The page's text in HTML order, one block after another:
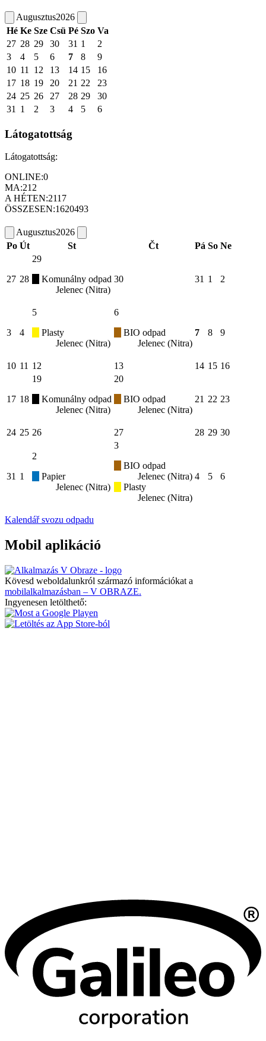
Augusztus2026
Hé Ke Sze Csü Pé Szo Va
27 28 29 30 31 1
2
3
4 5 6 7 8
9
10 11 12 13 14 15
16
17 18 19 20 21 22
23
24 25 26 27 28 29
30
31
1 2 3 4 5 6
Látogatottság
Látogatottság:
ONLINE:0
MA:212
A HÉTEN:2117
ÖSSZESEN:1620493
Augusztus2026
Po Út St Čt Pá So Ne
27 28
29
Komunálny odpad
Jelenec (Nitra)
30 31 1 2
3 4
5
Plasty
Jelenec (Nitra)
6
BIO odpad
Jelenec (Nitra)
7 8 9
10 11 12 13 14 15 16
17 18
19
Komunálny odpad
Jelenec (Nitra)
20
BIO odpad
Jelenec (Nitra)
21 22 23
24 25 26 27 28 29 30
31 1
2
Papier
Jelenec (Nitra)
3
BIO odpad
Jelenec (Nitra)
Plasty
Jelenec (Nitra)
4 5 6
Kalendář svozu odpadu
Mobil aplikáció
Kövesd weboldalunkról származó információkat a
mobilalkalmazásban – V OBRAZE.
Ingyenesen letölthető: